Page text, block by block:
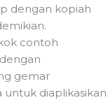
dengan kopiah
contoh
gemar
untuk diaplikasikan